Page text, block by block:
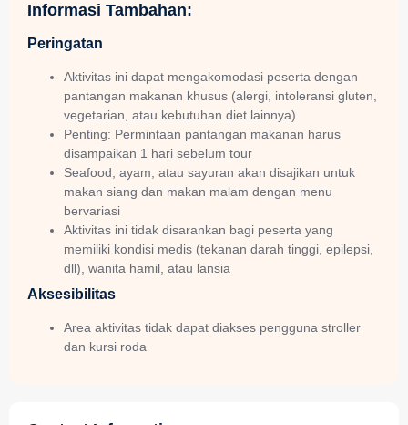
Informasi Tambahan:
Peringatan
Aktivitas ini dapat mengakomodasi peserta dengan
pantangan makanan khusus (alergi, intoleransi gluten,
vegetarian, atau kebutuhan diet lainnya)
Penting: Permintaan pantangan makanan harus
disampaikan 1 hari sebelum tour
Seafood, ayam, atau sayuran akan disajikan untuk
makan siang dan makan malam dengan menu
bervariasi
Aktivitas ini tidak disarankan bagi peserta yang
memiliki kondisi medis (tekanan darah tinggi, epilepsi,
dll), wanita hamil, atau lansia
Aksesibilitas
Area aktivitas tidak dapat diakses pengguna stroller
dan kursi roda